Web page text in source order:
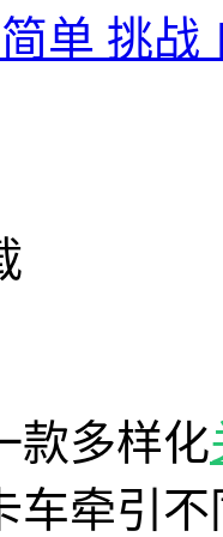
简单 挑战
款多样化
车牵引